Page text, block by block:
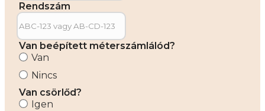
Rendszám
Van beépített méterszámlálód?
Van
Nincs
Van csörlőd?
Igen